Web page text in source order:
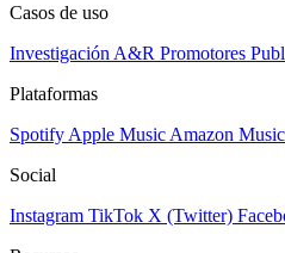
Casos de uso
Investigación A&R Promotores
Plataformas
Spotify Apple Music Amazon Music
Social
Instagram TikTok X (Twitter)